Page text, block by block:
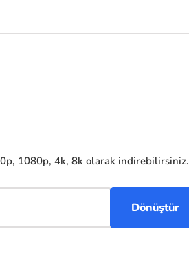
1080p, 4k, 8k olarak indirebilirsiniz.